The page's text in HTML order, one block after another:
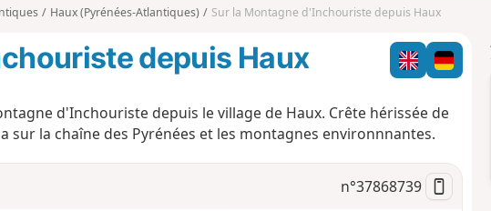
d
Haux (Pyrénées-Atlantiques) Sur la Montagne d'Inchouriste depuis Haux
depuis Haux
d'Inchouriste depuis le village de Haux. Crête hérissée de
la chaîne des Pyrénées et les montagnes environnnantes.
n°37868739